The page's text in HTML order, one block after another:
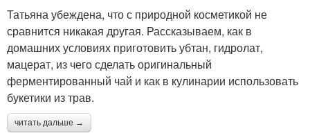
Татьяна убеждена, что с природной косметикой не
сравнится никакая другая. Рассказываем, как в
домашних условиях приготовить убтан, гидролат,
мацерат, из чего сделать оригинальный
ферментированный чай и как в кулинарии использовать
букетики из трав.
читать дальше →